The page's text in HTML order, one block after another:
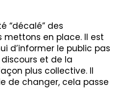
“décalé” des
en place. Il est
d’informer le public pas
et de la
plus collective. Il
de changer, cela passe